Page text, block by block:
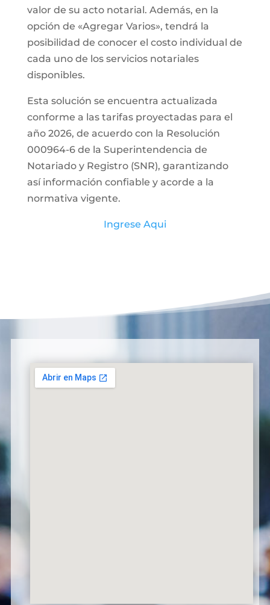
valor de su acto notarial. Además, en la
opción de «Agregar Varios», tendrá la
posibilidad de conocer el costo individual de
cada uno de los servicios notariales
disponibles.
Esta solución se encuentra actualizada
conforme a las tarifas proyectadas para el
año 2026, de acuerdo con la Resolución
000964-6 de la Superintendencia de
Notariado y Registro (SNR), garantizando
así información confiable y acorde a la
normativa vigente.
Ingrese Aqui